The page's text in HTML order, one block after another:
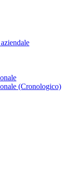
(Cronologico)